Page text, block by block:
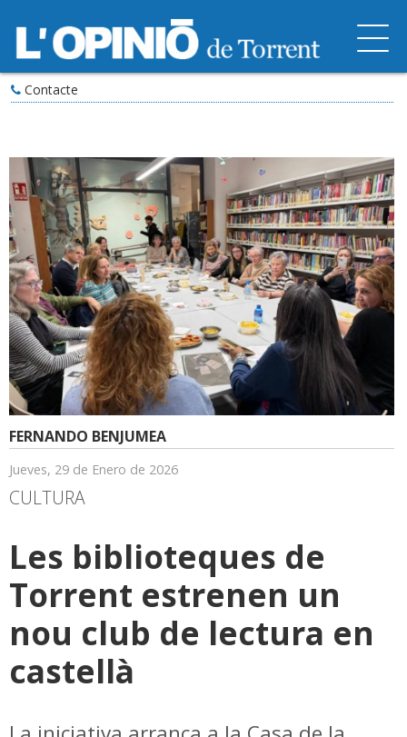
Contacte
FERNANDO BENJUMEA
Jueves, 29 de Enero de 2026
CULTURA
Les biblioteques de
Torrent estrenen un
nou club de lectura en
castellà